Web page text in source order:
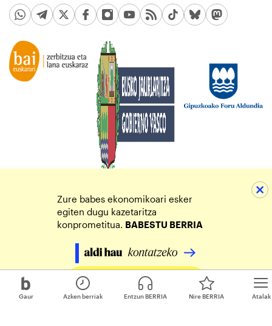
Gaur Atalak
Azken berriak Entzun BERRIA Nire BERRIA
Zure babes ekonomikoari esker
egiten dugu kazetaritza
konprometitua. BABESTU BERRIA
Egin zure ekarpena